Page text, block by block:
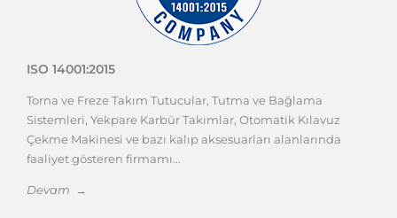
ISO 14001:2015
Torna ve Freze Takım Tutucular, Tutma ve Bağlama
Sistemleri, Yekpare Karbür Takımlar, Otomatik Kılavuz
Çekme Makinesi ve bazı kalıp aksesuarları alanlarında
faaliyet gösteren firmamı...
Devam →